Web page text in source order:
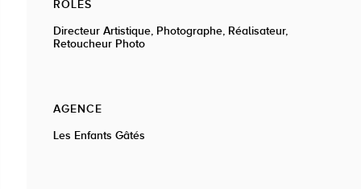
RÔLES
Directeur Artistique, Photographe, Réalisateur,
Retoucheur Photo
AGENCE
Les Enfants Gâtés